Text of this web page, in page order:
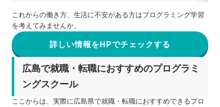
これからの働き方、生活に不安がある方はプログラミング学習
を考えてみませんか。
詳しい情報をHPでチェックする
広島で就職・転職におすすめのプログラミ
ングスクール
ここからは、実際に広島県で就職・転職におすすめできるプロ